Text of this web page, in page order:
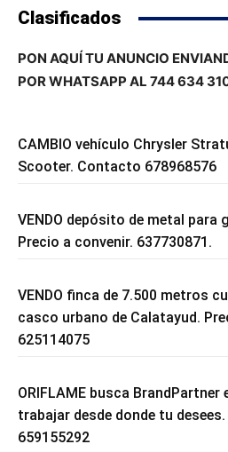
Clasificados
PON AQUÍ TU ANUNCIO
POR WHATSAPP AL 744 634
CAMBIO vehículo Chrysler
Scooter. Contacto 678968576
VENDO depósito de metal para
Precio a convenir. 637730871.
VENDO finca de 7.500 metros
casco urbano de Calatayud.
625114075
ORIFLAME busca
trabajar desde donde tu
659155292